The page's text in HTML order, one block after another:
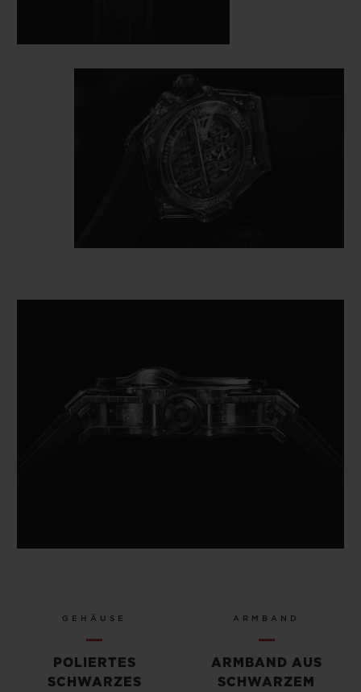
GEHÄUSE
POLIERTES
SCHWARZES
ARMBAND
ARMBAND AUS
SCHWARZEM